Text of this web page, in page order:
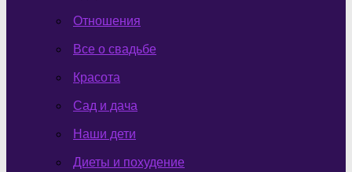
Отношения
Все о свадьбе
Красота
Сад и дача
Наши дети
Диеты и похудение